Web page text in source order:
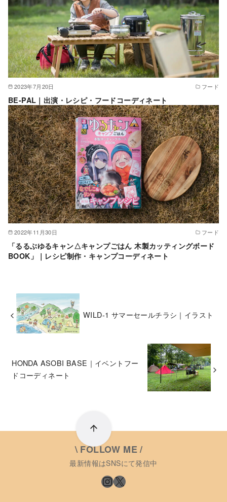
2023年7月20日 フード
BE-PAL｜出演・レシピ・フードコーディネート
2022年11月30日 フード
「るるぶゆるキャン△キャンプごはん 木製カッティングボード
BOOK」｜レシピ制作・キャンプコーディネート
WILD-1 サマーセールチラシ｜イラスト
HONDA ASOBI BASE｜イベントフー
ドコーディネート
\ FOLLOW ME /
最新情報はSNSにて発信中
InstagramX